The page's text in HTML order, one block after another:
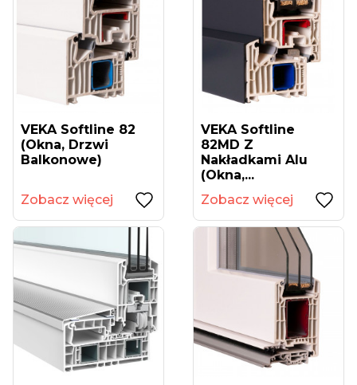
VEKA Softline 82
(okna, Drzwi
Balkonowe)
Zobacz więcej
VEKA Softline
82MD Z
Nakładkami Alu
(okna,...
Zobacz więcej